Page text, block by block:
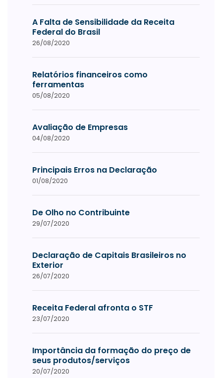
A Falta de Sensibilidade da Receita
Federal do Brasil
26/08/2020
Relatórios financeiros como
ferramentas
05/08/2020
Avaliação de Empresas
04/08/2020
Principais Erros na Declaração
01/08/2020
De Olho no Contribuinte
29/07/2020
Declaração de Capitais Brasileiros no
Exterior
26/07/2020
Receita Federal afronta o STF
23/07/2020
Importância da formação do preço de
seus produtos/serviços
20/07/2020